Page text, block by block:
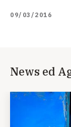
09/03/2016
News ed